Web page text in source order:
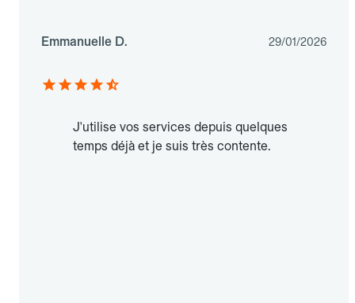
Emmanuelle D. 29/01/2026
J'utilise vos services depuis quelques
temps déjà et je suis très contente.